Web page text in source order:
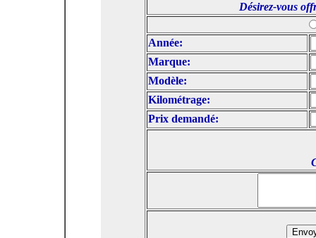
Désirez-vous
Année:
Marque:
Modèle:
Kilométrage:
Prix demandé: